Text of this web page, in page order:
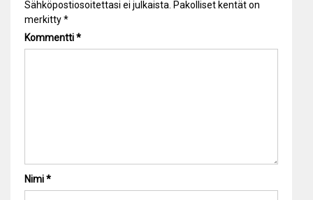
Sähköpostiosoitettasi ei julkaista. Pakolliset kentät on
merkitty*
Kommentti*
Nimi*